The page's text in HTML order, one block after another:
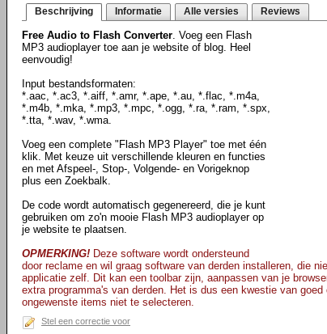
Beschrijving Informatie Alle versies Reviews
Free Audio to Flash Converter. Voeg een Flash
MP3 audioplayer toe aan je website of blog. Heel
eenvoudig!
Input bestandsformaten:
*.aac, *.ac3, *.aiff, *.amr, *.ape, *.au, *.flac, *.m4a,
*.m4b, *.mka, *.mp3, *.mpc, *.ogg, *.ra, *.ram, *.spx,
*.tta, *.wav, *.wma.
Voeg een complete "Flash MP3 Player" toe met één
klik. Met keuze uit verschillende kleuren en functies
en met Afspeel-, Stop-, Volgende- en Vorigeknop
plus een Zoekbalk.
De code wordt automatisch gegenereerd, die je kunt
gebruiken om zo'n mooie Flash MP3 audioplayer op
je website te plaatsen.
OPMERKING! Deze software wordt ondersteund
door reclame en wil graag software van derden installeren, die
applicatie zelf. Dit kan een toolbar zijn, aanpassen van je
extra programma's van derden. Het is dus een kwestie van
ongewenste items niet te selecteren.
Stel een correctie voor